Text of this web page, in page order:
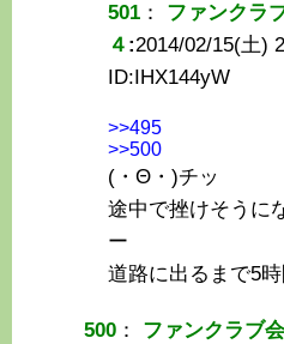
501 ： ファンクラ
４ :2014/02/15(土)
ID:IHX144yW
>>495
>>500
(・Θ・)チッ
途中で挫けそうに
ー
道路に出るまで5
500 ： ファンクラブ